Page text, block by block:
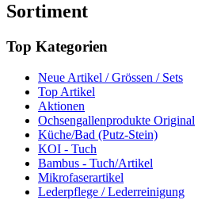
Sortiment
Top Kategorien
Neue Artikel / Grössen / Sets
Top Artikel
Aktionen
Ochsengallenprodukte Original
Küche/Bad (Putz-Stein)
KOI - Tuch
Bambus - Tuch/Artikel
Mikrofaserartikel
Lederpflege / Lederreinigung